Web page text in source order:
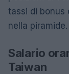
tassi di bonus
nella piramide.
Salario
Taiwan